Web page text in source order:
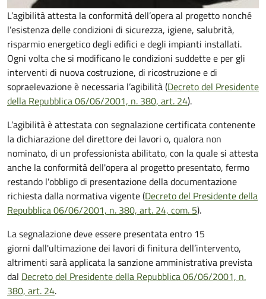
L’agibilità attesta la conformità dell’opera al progetto nonché
l’esistenza delle condizioni di sicurezza, igiene, salubrità,
risparmio energetico degli edifici e degli impianti installati.
Ogni volta che si modificano le condizioni suddette e per gli
interventi di nuova costruzione, di ricostruzione e di
sopraelevazione è necessaria l’agibilità (Decreto del Presidente
della Repubblica 06/06/2001, n. 380, art. 24).
L’agibilità è attestata con segnalazione certificata contenente
la dichiarazione del direttore dei lavori o, qualora non
nominato, di un professionista abilitato, con la quale si attesta
anche la conformità dell'opera al progetto presentato, fermo
restando l'obbligo di presentazione della documentazione
richiesta dalla normativa vigente (Decreto del Presidente della
Repubblica 06/06/2001, n. 380, art. 24, com. 5).
La segnalazione deve essere presentata entro 15
giorni dall'ultimazione dei lavori di finitura dell’intervento,
altrimenti sarà applicata la sanzione amministrativa prevista
dal Decreto del Presidente della Repubblica 06/06/2001, n.
380, art. 24.